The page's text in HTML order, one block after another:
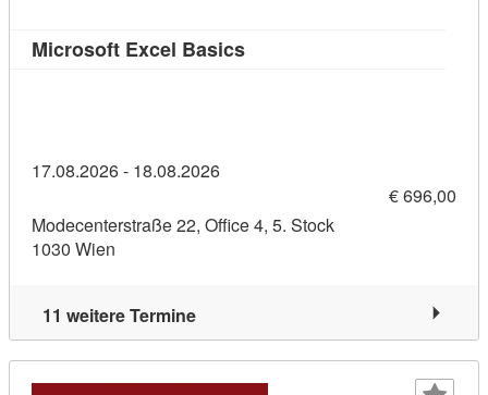
Microsoft Excel BasicsKursdetail: Microsoft Excel
17.08.2026 - 18.08.2026
€ 696,00
Modecenterstraße 22, Office 4, 5. Stock
1030 Wien
11 weitere Termine